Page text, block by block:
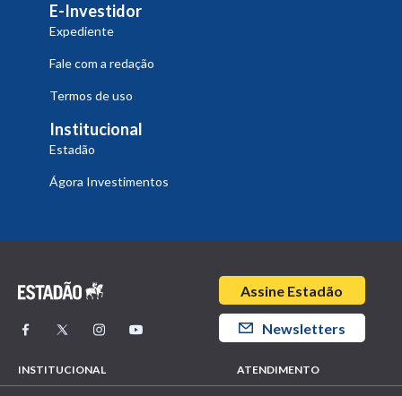
E-Investidor
Expediente
Fale com a redação
Termos de uso
Institucional
Estadão
Ágora Investimentos
INSTITUCIONAL ATENDIMENTO
Assine Estadão
Newsletters